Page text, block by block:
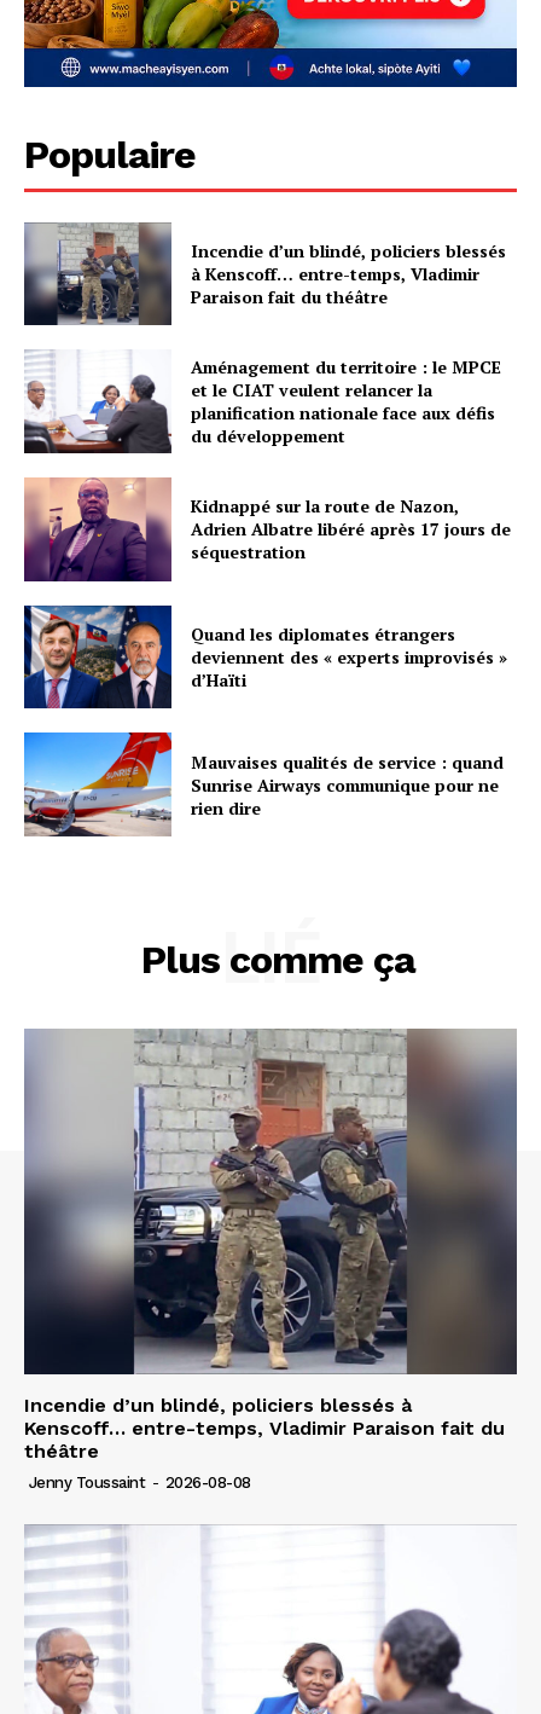
Populaire
Incendie d’un blindé, policiers blessés
à Kenscoff… entre-temps, Vladimir
Paraison fait du théâtre
Aménagement du territoire : le MPCE
et le CIAT veulent relancer la
planification nationale face aux défis
du développement
Kidnappé sur la route de Nazon,
Adrien Albatre libéré après 17 jours de
séquestration
Quand les diplomates étrangers
deviennent des « experts improvisés »
d’Haïti
Mauvaises qualités de service : quand
Sunrise Airways communique pour ne
rien dire
Plus comme ça
LIÉ
Incendie d’un blindé, policiers blessés à
Kenscoff… entre-temps, Vladimir Paraison fait du
théâtre
Jenny Toussaint - 2026-08-08